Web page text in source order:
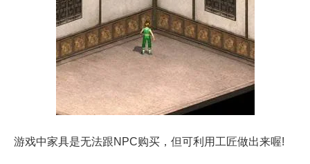
游戏中家具是无法跟NPC购买，但可利用工匠做出来喔!